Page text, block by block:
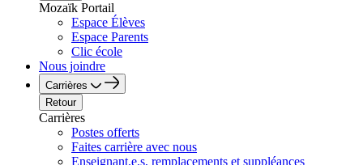
Mozaïk Portail
Espace Élèves
Espace Parents
Clic école
Nous joindre
Carrières
Retour
Carrières
Postes offerts
Faites carrière avec nous
Enseignant.e.s, remplacements et suppléances